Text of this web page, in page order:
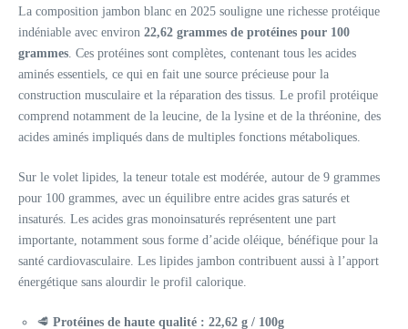
La composition jambon blanc en 2025 souligne une richesse protéique
indéniable avec environ 22,62 grammes de protéines pour 100
grammes. Ces protéines sont complètes, contenant tous les acides
aminés essentiels, ce qui en fait une source précieuse pour la
construction musculaire et la réparation des tissus. Le profil protéique
comprend notamment de la leucine, de la lysine et de la thréonine, des
acides aminés impliqués dans de multiples fonctions métaboliques.
Sur le volet lipides, la teneur totale est modérée, autour de 9 grammes
pour 100 grammes, avec un équilibre entre acides gras saturés et
insaturés. Les acides gras monoinsaturés représentent une part
importante, notamment sous forme d’acide oléique, bénéfique pour la
santé cardiovasculaire. Les lipides jambon contribuent aussi à l’apport
énergétique sans alourdir le profil calorique.
🥩 Protéines de haute qualité : 22,62 g / 100g